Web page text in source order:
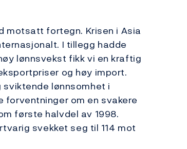
motsatt fortegn. Krisen i Asia
I tillegg hadde
lønnsvekst fikk vi en kraftig
og høy import.
lønnsomhet i
om en svakere
første halvdel av 1998.
svekket seg til 114 mot